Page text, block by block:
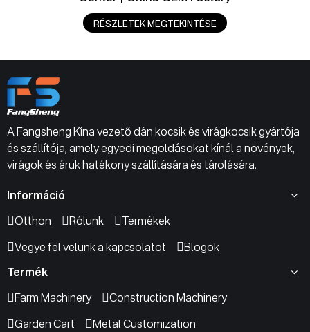
RÉSZLETEK MEGTEKINTÉSE
A Fangsheng Kína vezető dán kocsik és virágkocsik gyártója
és szállítója, amely egyedi megoldásokat kínál a növények,
virágok és áruk hatékony szállítására és tárolására.
Információ
Otthon
Rólunk
Termékek
Vegye fel velünk a kapcsolatot
Blogok
Termék
Farm Machinery
Construction Machinery
Garden Cart
Metal Customization